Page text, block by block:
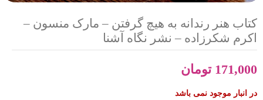
کتاب هنر رندانه به هیچ گرفتن – مارک منسون –
اکرم شکرزاده – نشر نگاه آشنا
171,000 تومان
در انبار موجود نمی باشد